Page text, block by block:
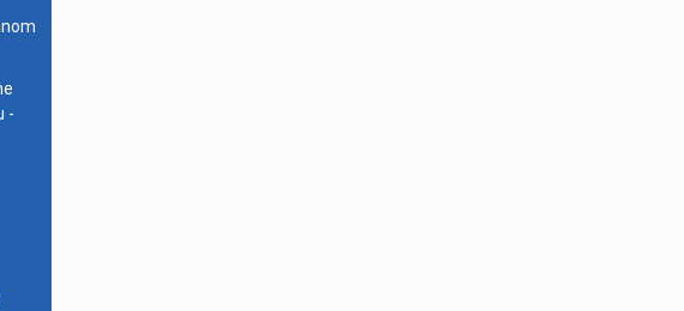
Slovenského olympijského výboru spustila nový grantový program UKÁŽ SA!
rozhodcov v AST
založenia SAZPŠ
MSR v kolkoch
-